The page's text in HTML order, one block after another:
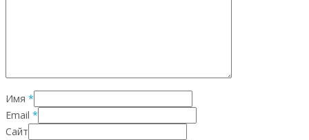
Имя *
Email *
Сайт